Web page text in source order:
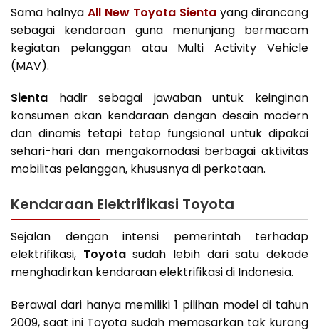
Sama halnya All New Toyota Sienta yang dirancang
sebagai kendaraan guna menunjang bermacam
kegiatan pelanggan atau Multi Activity Vehicle
(MAV).
Sienta hadir sebagai jawaban untuk keinginan
konsumen akan kendaraan dengan desain modern
dan dinamis tetapi tetap fungsional untuk dipakai
sehari-hari dan mengakomodasi berbagai aktivitas
mobilitas pelanggan, khususnya di perkotaan.
Kendaraan Elektrifikasi Toyota
Sejalan dengan intensi pemerintah terhadap
elektrifikasi, Toyotasudah lebih dari satu dekade
menghadirkan kendaraan elektrifikasi di Indonesia.
Berawal dari hanya memiliki 1 pilihan model di tahun
2009, saat ini Toyota sudah memasarkan tak kurang